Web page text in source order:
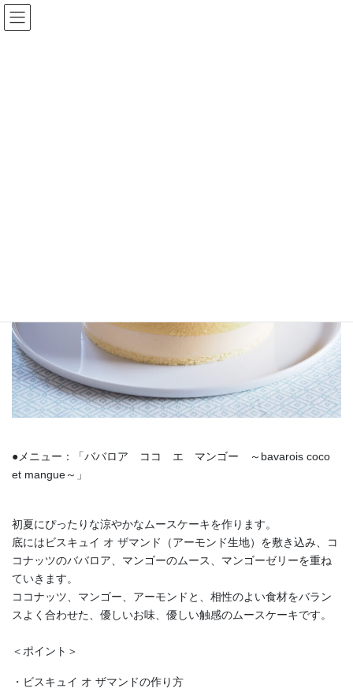
コ
ン
ナ
ビ
●メニュー：「ババロア ココ エ マンゴー ～bavarois coco
et mangue～」
初夏にぴったりな涼やかなムースケーキを作ります。
底にはビスキュイ オ ザマンド（アーモンド生地）を敷き込み、コ
コナッツのババロア、マンゴーのムース、マンゴーゼリーを重ね
ていきます。
ココナッツ、マンゴー、アーモンドと、相性のよい食材をバラン
スよく合わせた、優しいお味、優しい触感のムースケーキです。
＜ポイント＞
・ビスキュイ オ ザマンドの作り方